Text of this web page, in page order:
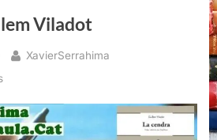
Viladot
By
XavierSerrahima
a
cendra,
Guillem